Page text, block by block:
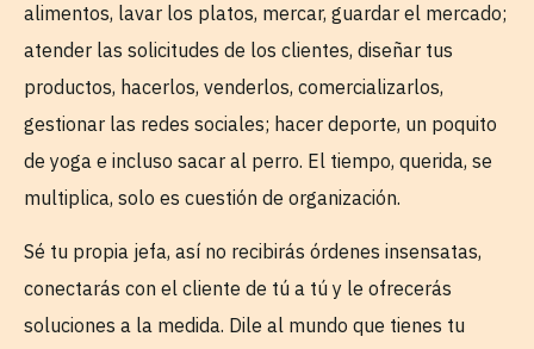
alimentos, lavar los platos, mercar, guardar el mercado;
atender las solicitudes de los clientes, diseñar tus
productos, hacerlos, venderlos, comercializarlos,
gestionar las redes sociales; hacer deporte, un poquito
de yoga e incluso sacar al perro. El tiempo, querida, se
multiplica, solo es cuestión de organización.
Sé tu propia jefa, así no recibirás órdenes insensatas,
conectarás con el cliente de tú a tú y le ofrecerás
soluciones a la medida. Dile al mundo que tienes tu